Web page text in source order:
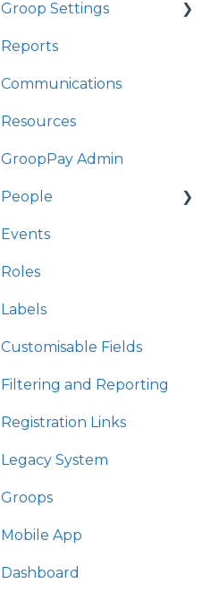
Groop Settings
Stripe Payments
Reports
Communications
Resources
GroopPay Admin
People
Interactions/Notes
Events
Roles
Labels
Customisable Fields
Filtering and Reporting
Registration Links
Legacy System
Groops
Mobile App
Dashboard